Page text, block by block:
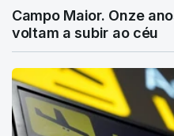
Campo Maior. Onze
voltam a subir ao céu